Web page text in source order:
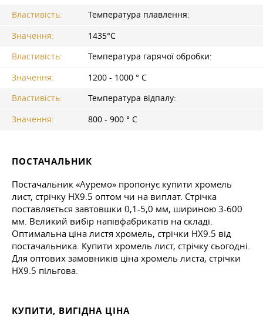
Властивість:
Температура плавлення:
Значення:
1435°C
Властивість:
Температура гарячої обробки:
Значення:
1200 - 1000 ° C
Властивість:
Температура відпалу:
Значення:
800 - 900 ° C
ПОСТАЧАЛЬНИК
Постачальник «Ауремо» пропонує купити хромель
лист, стрічку НХ9.5 оптом чи на виплат. Стрічка
поставляється завтовшки 0,1-5,0 мм, шириною 3-600
мм. Великий вибір напівфабрикатів на складі.
Оптимальна ціна листя хромель, стрічки НХ9.5 від
постачальника. Купити хромель лист, стрічку сьогодні.
Для оптових замовників ціна хромель листа, стрічки
НХ9.5 пільгова.
КУПИТИ, ВИГІДНА ЦІНА